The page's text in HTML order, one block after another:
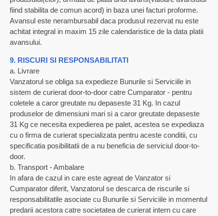
fiind stabilita de comun acord) in baza unei facturi proforme.
Avansul este nerambursabil daca produsul rezervat nu este
achitat integral in maxim 15 zile calendaristice de la data platii
avansului.
9. RISCURI SI RESPONSABILITATI
a. Livrare
Vanzatorul se obliga sa expedieze Bunurile si Serviciile in
sistem de curierat door-to-door catre Cumparator - pentru
coletele a caror greutate nu depaseste 31 Kg. In cazul
produselor de dimensiuni mari si a caror greutate depaseste
31 Kg ce necesita expedierea pe palet, acestea se expediaza
cu o firma de curierat specializata pentru aceste conditii, cu
specificatia posibilitatii de a nu beneficia de serviciul door-to-
door.
b. Transport - Ambalare
In afara de cazul in care este agreat de Vanzator si
Cumparator diferit, Vanzatorul se descarca de riscurile si
responsabilitatile asociate cu Bunurile si Serviciile in momentul
predarii acestora catre societatea de curierat intern cu care